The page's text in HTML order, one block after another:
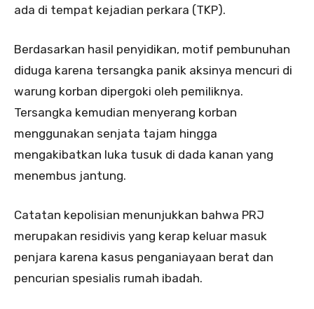
ada di tempat kejadian perkara (TKP).
Berdasarkan hasil penyidikan, motif pembunuhan
diduga karena tersangka panik aksinya mencuri di
warung korban dipergoki oleh pemiliknya.
Tersangka kemudian menyerang korban
menggunakan senjata tajam hingga
mengakibatkan luka tusuk di dada kanan yang
menembus jantung.
Catatan kepolisian menunjukkan bahwa PRJ
merupakan residivis yang kerap keluar masuk
penjara karena kasus penganiayaan berat dan
pencurian spesialis rumah ibadah.